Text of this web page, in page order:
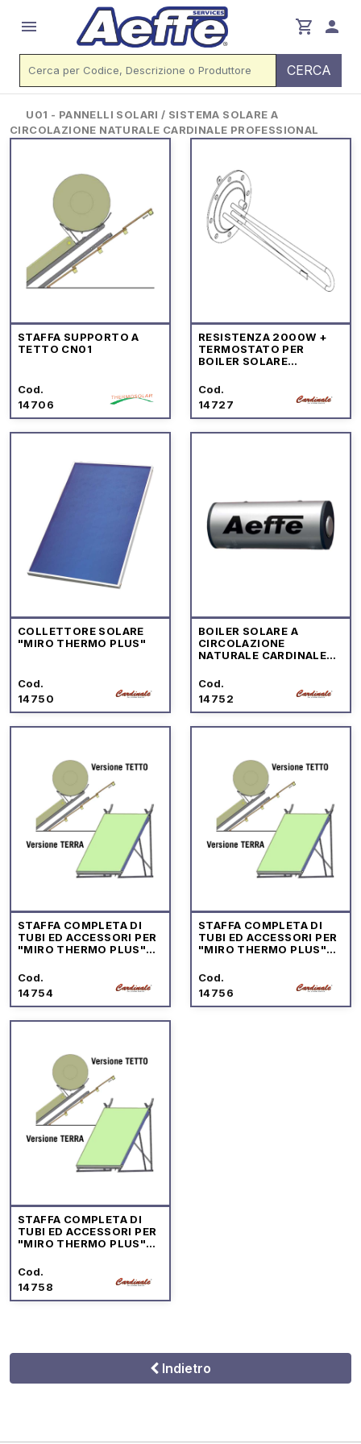
menu shopping_cart person
CERCA
Indietro
U01 - PANNELLI SOLARI / SISTEMA SOLARE A
CIRCOLAZIONE NATURALE CARDINALE PROFESSIONAL
STAFFA SUPPORTO A
TETTO CN01
Cod.
14706
RESISTENZA 2000W +
TERMOSTATO PER
BOILER SOLARE
Cod.
14727
COLLETTORE SOLARE
"MIRO THERMO PLUS"
Cod.
14750
BOILER SOLARE A
CIRCOLAZIONE
NATURALE CARDINALE
Cod.
14752
STAFFA COMPLETA DI
TUBI ED ACCESSORI PER
"MIRO THERMO PLUS"
Cod.
14754
STAFFA COMPLETA DI
TUBI ED ACCESSORI PER
"MIRO THERMO PLUS"
Cod.
14756
STAFFA COMPLETA DI
TUBI ED ACCESSORI PER
"MIRO THERMO PLUS"
Cod.
14758